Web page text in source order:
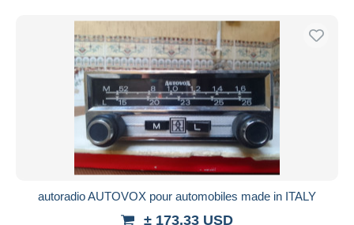
autoradio AUTOVOX pour automobiles made in ITALY
± 173,33 USD